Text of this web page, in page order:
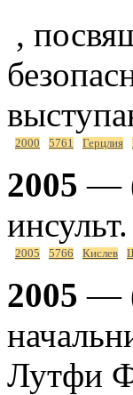
,
2000 5761 Герцлия
2005 —
2005 5766 Кислев
2005 —
Лутфи